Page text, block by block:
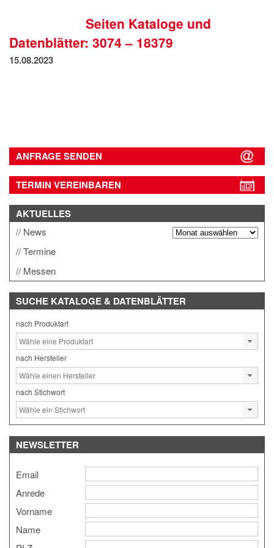
DATENSCHUTZSeiten Kataloge und
Datenblätter: 3074 – 18379
15.08.2023
ANFRAGE SENDEN
TERMIN VEREINBAREN
AKTUELLES
News
Termine
Messen
SUCHE KATALOGE & DATENBLÄTTER
nach Produktart
nach Hersteller
nach Stichwort
NEWSLETTER
Email
Anrede
Vorname
Name